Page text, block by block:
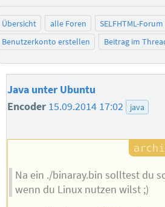
Übersicht alle Foren
SELFHTML-Forum
Benutzerkonto erstellen
Beitrag im
Java unter Ubuntu
Encoder 15.09.2014 17:02 java
Na ein ./binaray.bin solltest du
wenn du Linux nutzen wilst ;)